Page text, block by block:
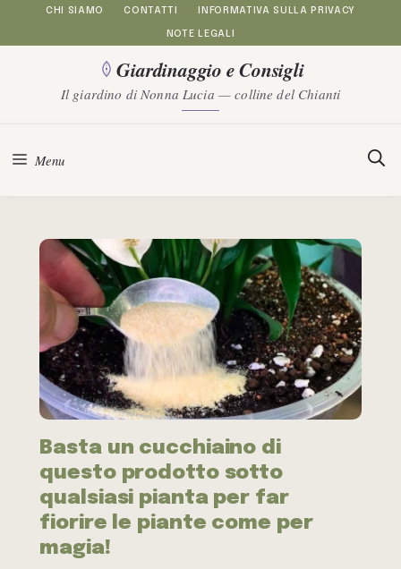
al
contenuto
CHI SIAMO CONTATTI INFORMATIVA SULLA PRIVACY
NOTE LEGALI
Giardinaggio e Consigli
Il giardino di Nonna Lucia — colline del Chianti
Menu
Basta un cucchiaino di
questo prodotto sotto
qualsiasi pianta per far
fiorire le piante come per
magia!